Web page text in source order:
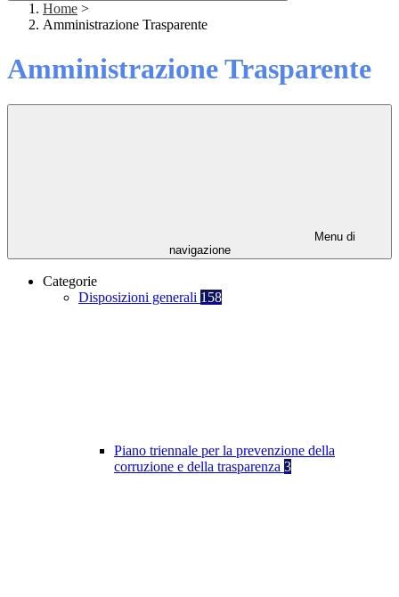
Home >
Amministrazione Trasparente
Amministrazione Trasparente
Menu di
navigazione
Categorie
Disposizioni generali 158
Piano triennale per la prevenzione della
corruzione e della trasparenza 3